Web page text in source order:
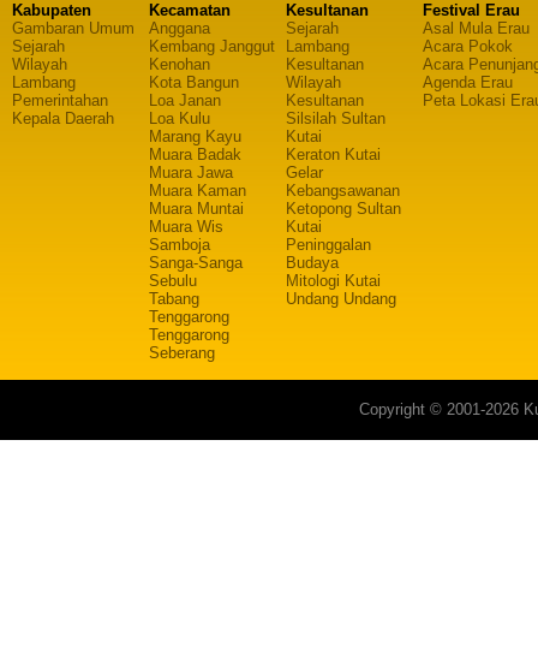
Kabupaten
Gambaran Umum
Sejarah
Wilayah
Lambang
Pemerintahan
Kepala Daerah
Kecamatan
Anggana
Kembang Janggut
Kenohan
Kota Bangun
Loa Janan
Loa Kulu
Marang Kayu
Muara Badak
Muara Jawa
Muara Kaman
Muara Muntai
Muara Wis
Samboja
Sanga-Sanga
Sebulu
Tabang
Tenggarong
Tenggarong
Seberang
Kesultanan
Sejarah
Lambang
Kesultanan
Wilayah
Kesultanan
Silsilah Sultan
Kutai
Keraton Kutai
Gelar
Kebangsawanan
Ketopong Sultan
Kutai
Peninggalan
Budaya
Mitologi Kutai
Undang Undang
Festival Erau
Asal Mula Erau
Acara Pokok
Acara
Agenda Erau
Peta Lokasi
Copyright © 2001-2026